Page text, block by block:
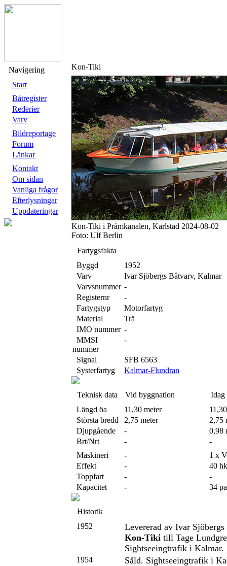
Navigering
Start
Båtregister
Rederier
Varv
Bildreportage
Forum
Länkar
Kontakt
Om sidan
Vanliga frågor
Efterlysningar
Uppdateringar
Kon-Tiki
Kon-Tiki i Pråmkanalen, Karlstad 2024-08-02
Foto: Ulf Berlin
Fartygsfakta
Byggd
1952
Varv
Ivar Sjöbergs Båtvarv, Kalmar
Varvsnummer -
Registernr
-
Fartygstyp
Motorfartyg
Material
Trä
IMO nummer -
MMSI
nummer
-
Signal
SFB 6563
Systerfartyg
Kalmar-Flundran
Teknisk data Vid byggnation
Idag
Längd öa
11,30 meter
Största bredd
2,75 meter
2,75
Djupgående
-
0,98
Brt/Nrt
-
-
Maskineri
-
1 x
Effekt
-
40
Toppfart
-
-
Kapacitet
- 34
Historik
1952
Levererad av Ivar
Kon-Tiki till Tage
Sightseeingtrafik i Kalmar.
1954 Såld. Sightseeingtrafik i